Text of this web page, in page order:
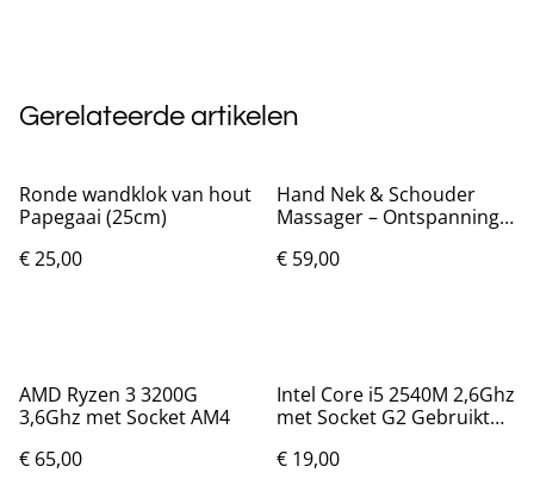
Gerelateerde artikelen
Ronde wandklok van hout
Papegaai (25cm)
€ 25,00
Hand Nek & Schouder
Massager – Ontspanning
€ 59,00
AMD Ryzen 3 3200G
3,6Ghz met Socket AM4
€ 65,00
Intel Core i5 2540M 2,6Ghz
met Socket G2 Gebruikt
Werkend getest.
€ 19,00